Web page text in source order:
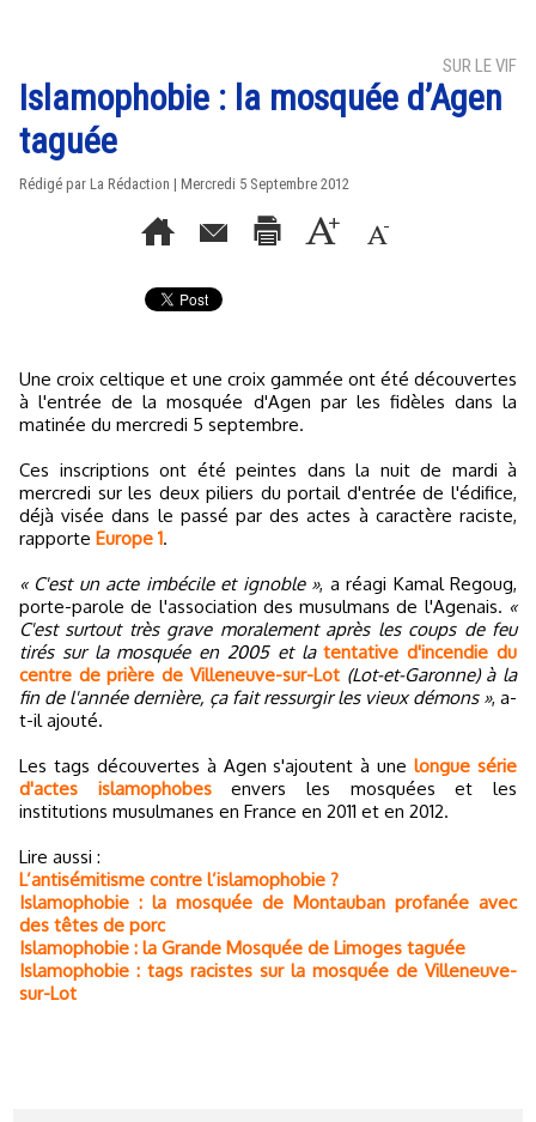
SUR LE VIF
Islamophobie : la mosquée d’Agen
taguée
Rédigé par La Rédaction | Mercredi 5 Septembre 2012
Une croix celtique et une croix gammée ont été découvertes
à l'entrée de la mosquée d'Agen par les fidèles dans la
matinée du mercredi 5 septembre.
Ces inscriptions ont été peintes dans la nuit de mardi à
mercredi sur les deux piliers du portail d'entrée de l'édifice,
déjà visée dans le passé par des actes à caractère raciste,
rapporte Europe 1.
« C'est un acte imbécile et ignoble », a réagi Kamal Regoug,
porte-parole de l'association des musulmans de l'Agenais. «
C'est surtout très grave moralement après les coups de feu
tirés sur la mosquée en 2005 et la tentative d'incendie du
centre de prière de Villeneuve-sur-Lot (Lot-et-Garonne) à la
fin de l'année dernière, ça fait ressurgir les vieux démons », a-
t-il ajouté.
Les tags découvertes à Agen s'ajoutent à unelongue série
d'actes islamophobesenvers les mosquées et les
institutions musulmanes en France en 2011 et en 2012.
Lire aussi :
L’antisémitisme contre l’islamophobie ?
Islamophobie : la mosquée de Montauban profanée avec
des têtes de porc
Islamophobie : la Grande Mosquée de Limoges taguée
Islamophobie : tags racistes sur la mosquée de Villeneuve-
sur-Lot